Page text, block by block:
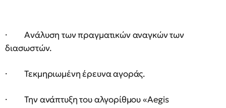
· Ανάλυση των πραγματικών αναγκών των
διασωστών.
· Τεκμηριωμένη έρευνα αγοράς.
· Την ανάπτυξη του αλγορίθμου «Aegis